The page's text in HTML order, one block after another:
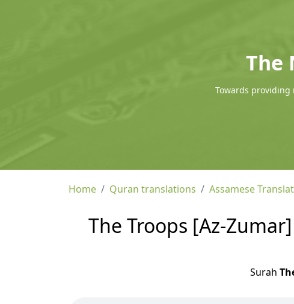
The
Towards
Home Quran translations Assamese
The Troops [Az-
Surah